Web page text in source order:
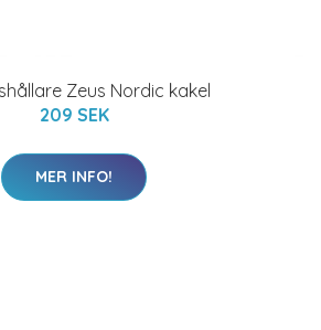
Zeus Nordic kakel
209 SEK
MER INFO!